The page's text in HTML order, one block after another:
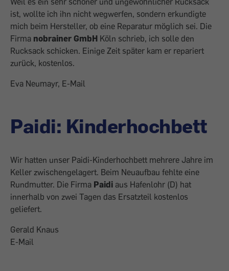
ist, wollte ich ihn nicht wegwerfen, sondern erkundigte
mich beim Hersteller, ob eine Reparatur möglich sei. Die
Firma nobrainer GmbH Köln schrieb, ich solle den
Rucksack schicken. Einige Zeit später kam er repariert
zurück, kostenlos.
Eva Neumayr, E-Mail
Paidi: Kinderhochbett
Wir hatten unser Paidi-Kinderhochbett mehrere Jahre im
Keller zwischengelagert. Beim Neuaufbau fehlte eine
Rundmutter. Die Firma Paidi aus Hafenlohr (D) hat
innerhalb von zwei Tagen das Ersatzteil kostenlos
geliefert.
Gerald Knaus
E-Mail